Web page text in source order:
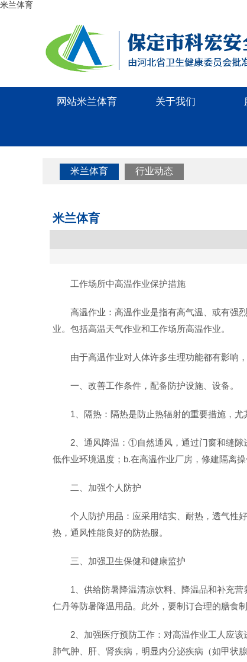
米兰体育
网站米兰体育 关于我们
米兰体育 行业动态
米兰体育
工作场所中高温作业保护措施
高温作业：高温作业是指有高气温、或有强
业。包括高温天气作业和工作场所高温作业。
由于高温作业对人体许多生理功能都有影响
一、改善工作条件，配备防护设施、设备。
1、隔热：隔热是防止热辐射的重要措施，
2、通风降温：①自然通风，通过门窗和缝
低作业环境温度；b.在高温作业厂房，修建隔离
二、加强个人防护
个人防护用品：应采用结实、耐热，透气性
热，通风性能良好的防热服。
三、加强卫生保健和健康监护
1、供给防暑降温清凉饮料、降温品和补充
仁丹等防暑降温用品。此外，要制订合理的膳食
2、加强医疗预防工作：对高温作业工人应
肺气肿、肝、肾疾病，明显内分泌疾病（如甲状